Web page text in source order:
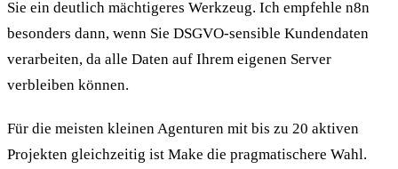
Sie ein deutlich mächtigeres Werkzeug. Ich empfehle n8n
besonders dann, wenn Sie DSGVO-sensible Kundendaten
verarbeiten, da alle Daten auf Ihrem eigenen Server
verbleiben können.
Für die meisten kleinen Agenturen mit bis zu 20 aktiven
Projekten gleichzeitig ist Make die pragmatischere Wahl.